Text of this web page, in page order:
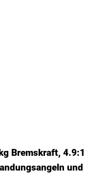
Bremskraft, 4.9:1
und